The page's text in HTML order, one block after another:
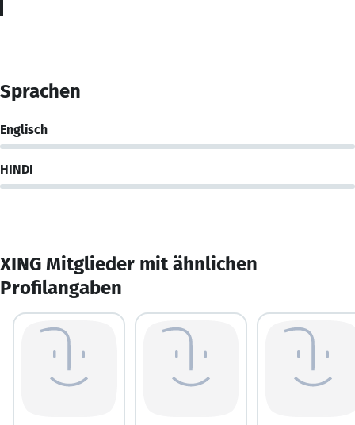
Sprachen
Englisch
HINDI
XING Mitglieder mit ähnlichen
Profilangaben